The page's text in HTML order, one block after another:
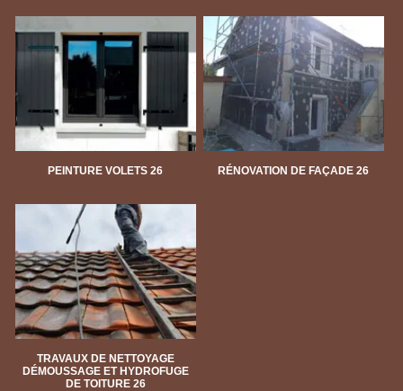
PEINTURE VOLETS 26 RÉNOVATION DE FAÇADE 26
TRAVAUX DE NETTOYAGE
DÉMOUSSAGE ET HYDROFUGE
DE TOITURE 26